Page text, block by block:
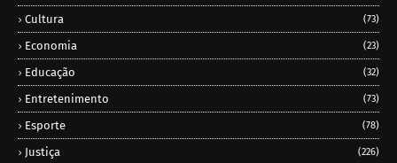
Cultura (73)
Economia (23)
Educação (32)
Entretenimento (73)
Esporte (78)
Justiça (226)